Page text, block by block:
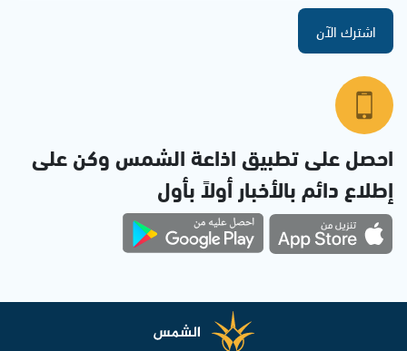
اشترك الآن
احصل على تطبيق اذاعة الشمس وكن على
إطلاع دائم بالأخبار أولاً بأول